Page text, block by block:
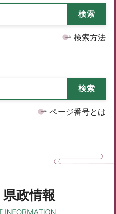
検索方法
ページ番号とは
政情報